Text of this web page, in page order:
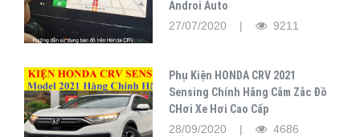
Androi Auto
27/07/2020 |
9211
Phụ Kiện HONDA CRV 2021
Sensing Chính Hãng Cắm Zắc Đồ
CHơi Xe Hơi Cao Cấp
28/09/2020 |
4686